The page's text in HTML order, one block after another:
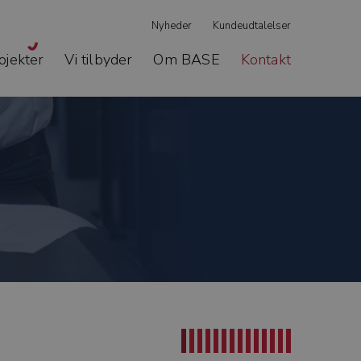
Nyheder Kundeudtalelser
Vi tilbyder Om BASE Kontakt